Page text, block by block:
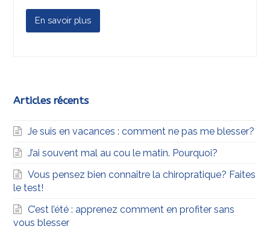
En savoir plus
Articles récents
Je suis en vacances : comment ne pas me blesser?
J’ai souvent mal au cou le matin. Pourquoi?
Vous pensez bien connaître la chiropratique? Faites
le test!
C’est l’été : apprenez comment en profiter sans
vous blesser